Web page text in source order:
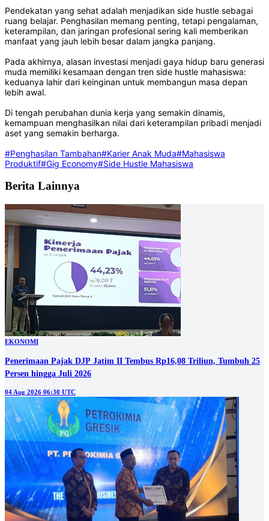
Pendekatan yang sehat adalah menjadikan side hustle sebagai
ruang belajar. Penghasilan memang penting, tetapi pengalaman,
keterampilan, dan jaringan profesional sering kali memberikan
manfaat yang jauh lebih besar dalam jangka panjang.
Pada akhirnya, alasan investasi menjadi gaya hidup baru generasi
muda memiliki kesamaan dengan tren side hustle mahasiswa:
keduanya lahir dari keinginan untuk membangun masa depan
lebih awal.
Di tengah perubahan dunia kerja yang semakin dinamis,
kemampuan menghasilkan nilai dari keterampilan pribadi menjadi
aset yang semakin berharga.
#Penghasilan Tambahan#Karier Anak Muda#Mahasiswa
Produktif#Gig Economy#Side Hustle Mahasiswa
Berita Lainnya
EKONOMI
Penerimaan Pajak DJP Jatim II Tembus Rp16,08 Triliun, Tumbuh 25
Persen hingga Juli 2026
04 Aug 2026 06:30 UTC